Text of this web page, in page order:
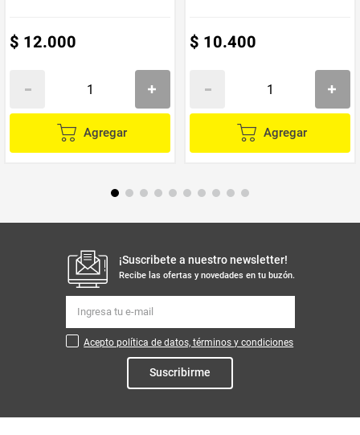
$ 12.000
Agregar
$ 10.400
Agregar
¡Suscribete a nuestro newsletter!
Recibe las ofertas y novedades en tu buzón.
Acepto política de datos, términos y condiciones
Suscribirme